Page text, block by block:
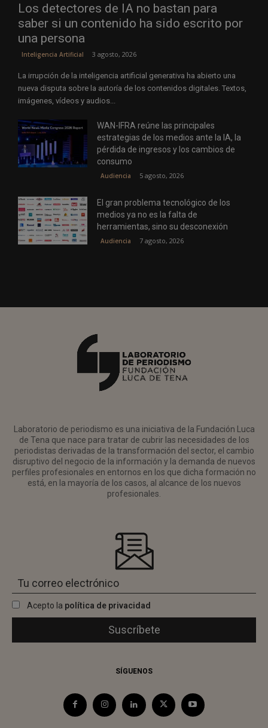
Los detectores de IA no bastan para
saber si un contenido ha sido escrito por
una persona
Inteligencia Artificial 3 agosto, 2026
La irrupción de la inteligencia artificial generativa ha abierto una
nueva disputa sobre la autoría de los contenidos digitales. Textos,
imágenes, vídeos y audios...
WAN-IFRA reúne las principales
estrategias de los medios ante la IA, la
pérdida de ingresos y los cambios de
consumo
Audiencia 5 agosto, 2026
El gran problema tecnológico de los
medios ya no es la falta de
herramientas, sino su desconexión
Audiencia 7 agosto, 2026
Laboratorio de periodismo es una iniciativa de la Fundación Luca
de Tena que nace para tratar de cubrir las necesidades de los
periodistas derivadas de la transformación del sector, el cambio
disruptivo del negocio de la información y la demanda de nuevos
perfiles profesionales en entornos en los que dicha formación no
está, en la mayoría de los casos, al alcance de los nuevos
profesionales.
Acepto la política de privacidad
SÍGUENOS